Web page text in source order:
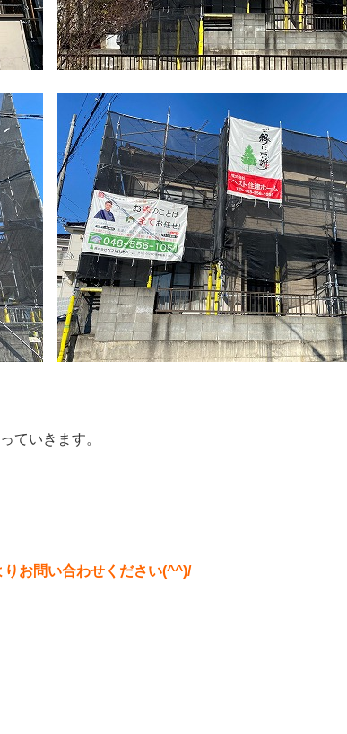
ていきます。
お問い合わせください(^^)/